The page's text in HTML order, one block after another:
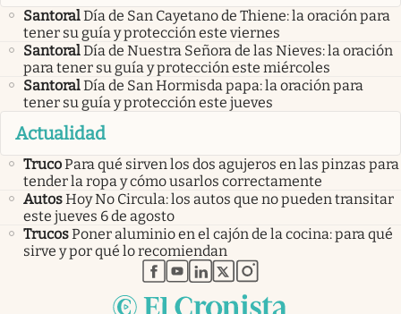
SantoralDía de San Cayetano de Thiene: la oración para
tener su guía y protección este viernes
SantoralDía de Nuestra Señora de las Nieves: la oración
para tener su guía y protección este miércoles
SantoralDía de San Hormisda papa: la oración para
tener su guía y protección este jueves
Actualidad
TrucoPara qué sirven los dos agujeros en las pinzas para
tender la ropa y cómo usarlos correctamente
AutosHoy No Circula: los autos que no pueden transitar
este jueves 6 de agosto
TrucosPoner aluminio en el cajón de la cocina: para qué
sirve y por qué lo recomiendan
abre en nueva pestaña
abre en nueva pestaña
abre en nueva pestaña
abre en nueva pestaña
abre en nueva pestaña